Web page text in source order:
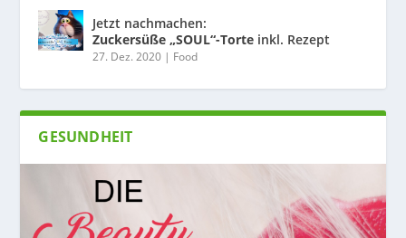
Jetzt nachmachen:
Zuckersüße „SOUL“-Torte inkl. Rezept
27. Dez. 2020 | Food
GESUNDHEIT